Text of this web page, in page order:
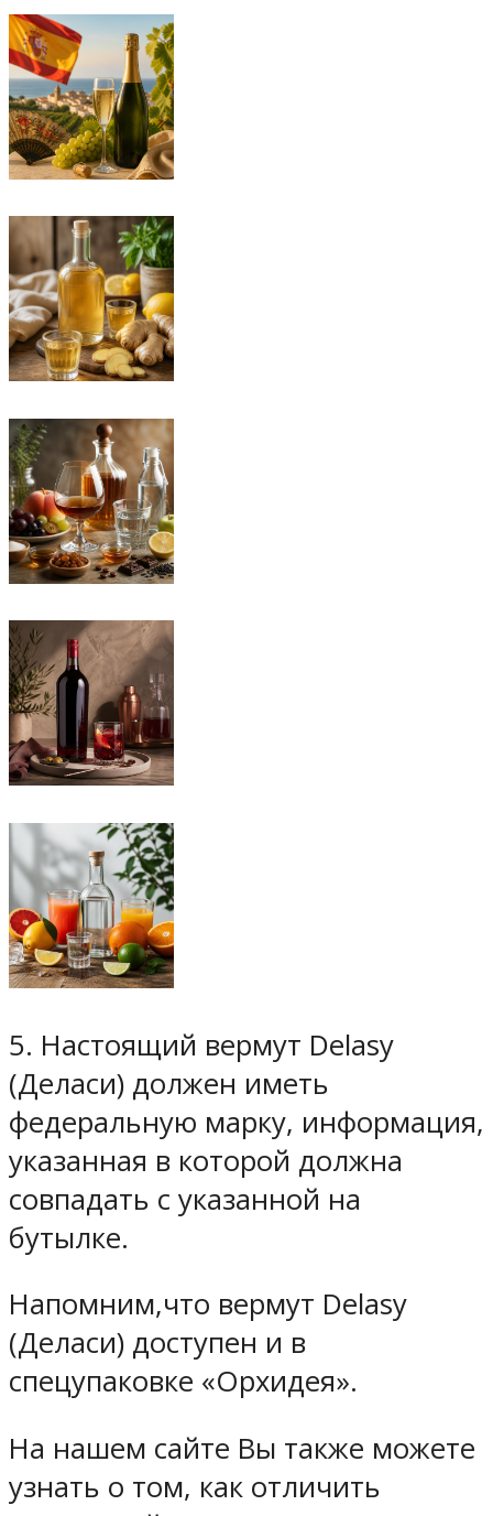
5. Настоящий вермут Delasy
(Деласи) должен иметь
федеральную марку, информация,
указанная в которой должна
совпадать с указанной на
бутылке.
Напомним,что вермут Delasy
(Деласи) доступен и в
спецупаковке «Орхидея».
На нашем сайте Вы также можете
узнать о том, как отличить